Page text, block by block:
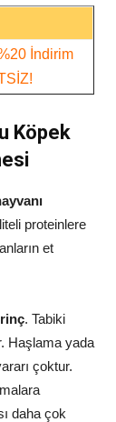
İndirim
Köpek
proteinlere
et
. Tabiki
Haşlama yada
çoktur.
daha çok